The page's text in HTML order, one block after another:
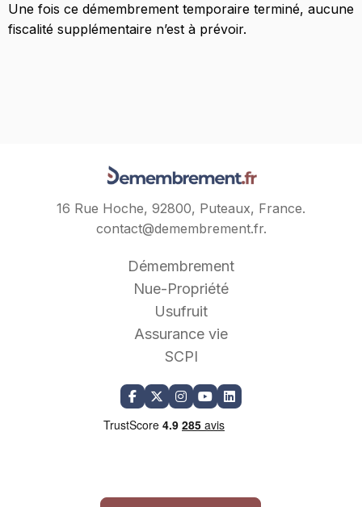
Une fois ce démembrement temporaire terminé, aucune
fiscalité supplémentaire n’est à prévoir.
16 Rue Hoche, 92800, Puteaux, France.
contact@demembrement.fr.
Démembrement
Nue-Propriété
Usufruit
Assurance vie
SCPI